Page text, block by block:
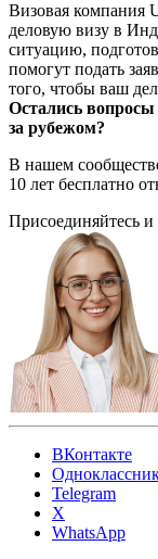
Визовая компания
деловую визу в
ситуацию,
помогут подать
того, чтобы ваш
Остались вопросы
за рубежом?
В нашем
10 лет бесплатно
Присоединяйтесь
ВКонтакте
Telegram
X
WhatsApp